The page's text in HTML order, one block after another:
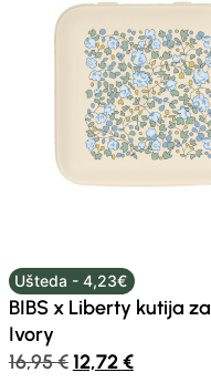
Ušteda - 4,23€
BIBS x Liberty kutija
Ivory
16,95€12,72€